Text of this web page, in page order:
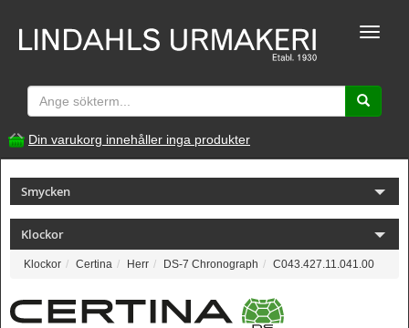
Toggle
Din varukorg innehåller inga produkter
Smycken
Klockor
Klockor Certina Herr DS-7 Chronograph C043.427.11.041.00